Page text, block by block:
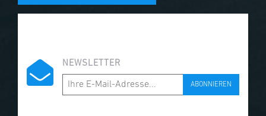
NEWSLETTER
ABONNIEREN